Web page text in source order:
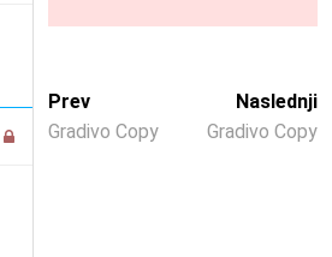
Prev
Gradivo Copy
Naslednji
Gradivo Copy